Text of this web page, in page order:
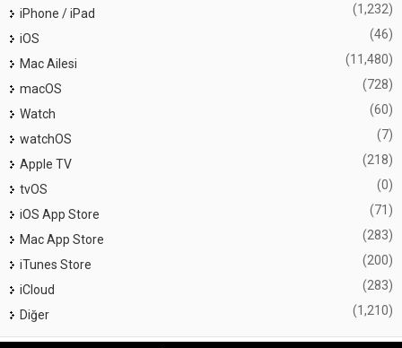
iPhone / iPad
(1,232)
iOS (46)
Mac Ailesi (11,480)
macOS (728)
Watch (60)
watchOS (7)
Apple TV (218)
tvOS (0)
iOS App Store (71)
Mac App Store (283)
iTunes Store (200)
iCloud (283)
Diğer (1,210)